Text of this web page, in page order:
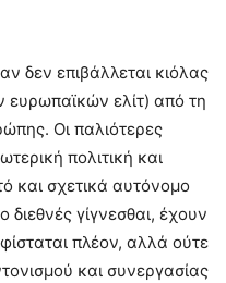
δεν επιβάλλεται κιόλας
ελίτ) από τη
Οι παλιότερες
πολιτική και
και σχετικά αυτόνομο
γίγνεσθαι, έχουν
πλέον, αλλά ούτε
και συνεργασίας